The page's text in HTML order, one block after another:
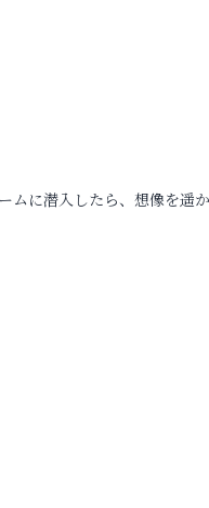
に潜入したら、想像を遥